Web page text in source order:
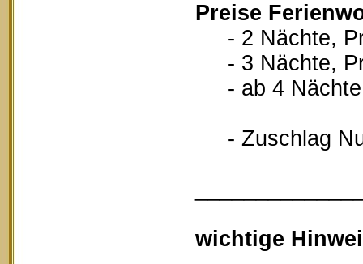
Preise
- 2 Nächte,
- 3 Nächte,
- ab 4 Nächte,
- Zuschlag
wichtige